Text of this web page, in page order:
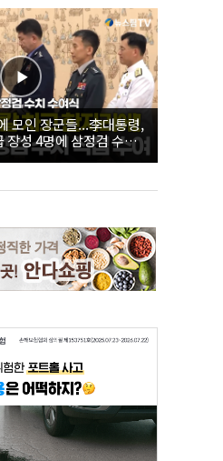
모인 장군들...李대통령,
장성 4명에 삼정검 수치
장성 진급·삼정검 수치